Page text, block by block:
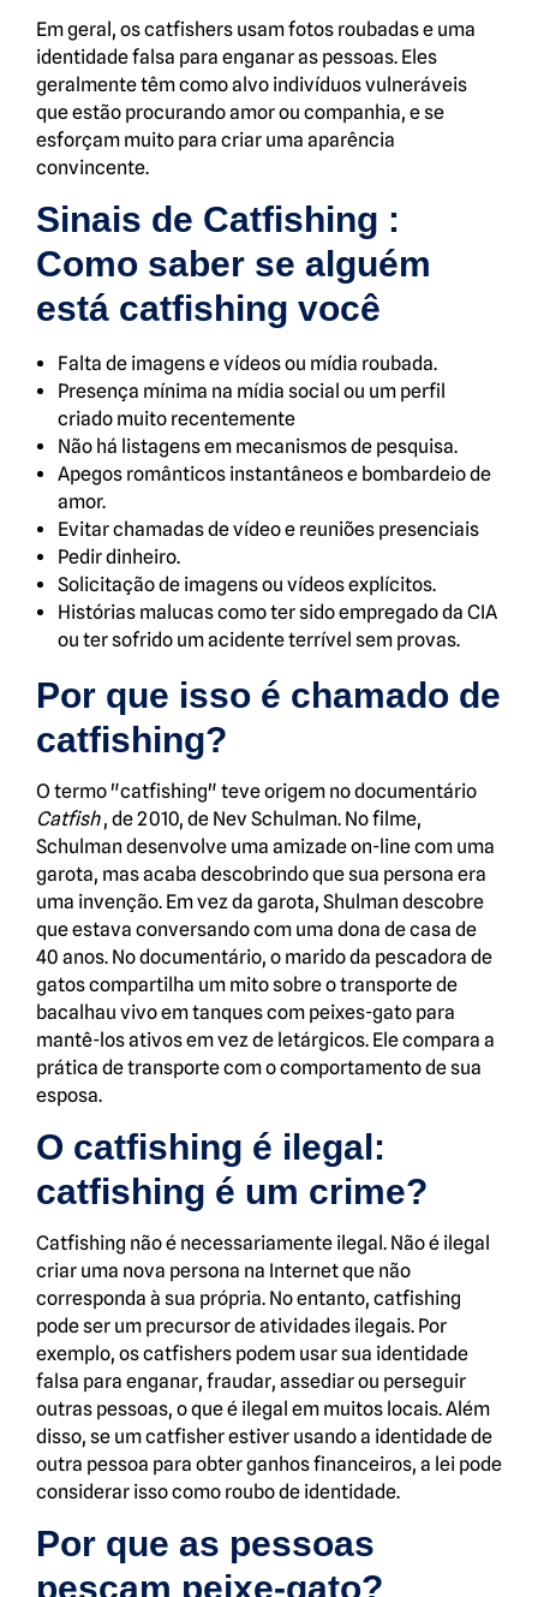
Em geral, os catfishers usam fotos roubadas e uma
identidade falsa para enganar as pessoas. Eles
geralmente têm como alvo indivíduos vulneráveis
que estão procurando amor ou companhia, e se
esforçam muito para criar uma aparência
convincente.
Sinais de Catfishing :
Como saber se alguém
está catfishing você
Falta de imagens e vídeos ou mídia roubada.
Presença mínima na mídia social ou um perfil
criado muito recentemente
Não há listagens em mecanismos de pesquisa.
Apegos românticos instantâneos e bombardeio de
amor.
Evitar chamadas de vídeo e reuniões presenciais
Pedir dinheiro.
Solicitação de imagens ou vídeos explícitos.
Histórias malucas como ter sido empregado da CIA
ou ter sofrido um acidente terrível sem provas.
Por que isso é chamado de
catfishing?
O termo "catfishing" teve origem no documentário
Catfish, de 2010, de Nev Schulman. No filme,
Schulman desenvolve uma amizade on-line com uma
garota, mas acaba descobrindo que sua persona era
uma invenção. Em vez da garota, Shulman descobre
que estava conversando com uma dona de casa de
40 anos. No documentário, o marido da pescadora de
gatos compartilha um mito sobre o transporte de
bacalhau vivo em tanques com peixes-gato para
mantê-los ativos em vez de letárgicos. Ele compara a
prática de transporte com o comportamento de sua
esposa.
O catfishing é ilegal:
catfishing é um crime?
Catfishing não é necessariamente ilegal. Não é ilegal
criar uma nova persona na Internet que não
corresponda à sua própria. No entanto, catfishing
pode ser um precursor de atividades ilegais. Por
exemplo, os catfishers podem usar sua identidade
falsa para enganar, fraudar, assediar ou perseguir
outras pessoas, o que é ilegal em muitos locais. Além
disso, se um catfisher estiver usando a identidade de
outra pessoa para obter ganhos financeiros, a lei pode
considerar isso como roubo de identidade.
Por que as pessoas
pescam peixe-gato?